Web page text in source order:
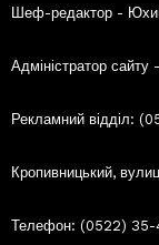
Шеф-редактор -
Адміністратор
Рекламний відділ:
Кропивницький,
Телефон: (0522)